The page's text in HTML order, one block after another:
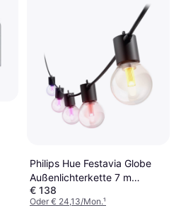
Philips Hue Festavia Globe
Außenlichterkette 7 m
Lichterkette
€ 138
Oder € 24,13/Mon.¹